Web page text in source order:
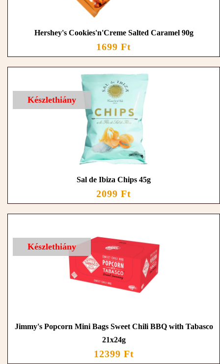
Hershey's Cookies'n'Creme Salted Caramel 90g
1699 Ft
Készlethiány
Sal de Ibiza Chips 45g
2099 Ft
Készlethiány
Jimmy's Popcorn Mini Bags Sweet Chili BBQ with Tabasco
21x24g
12399 Ft